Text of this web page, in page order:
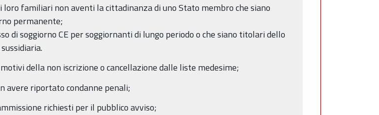
familiari non aventi la cittadinanza di uno Stato membro che siano
permanente;
di soggiorno CE per soggiornanti di lungo periodo o che siano titolari dello
della non iscrizione o cancellazione dalle liste medesime;
avere riportato condanne penali;
richiesti per il pubblico avviso;